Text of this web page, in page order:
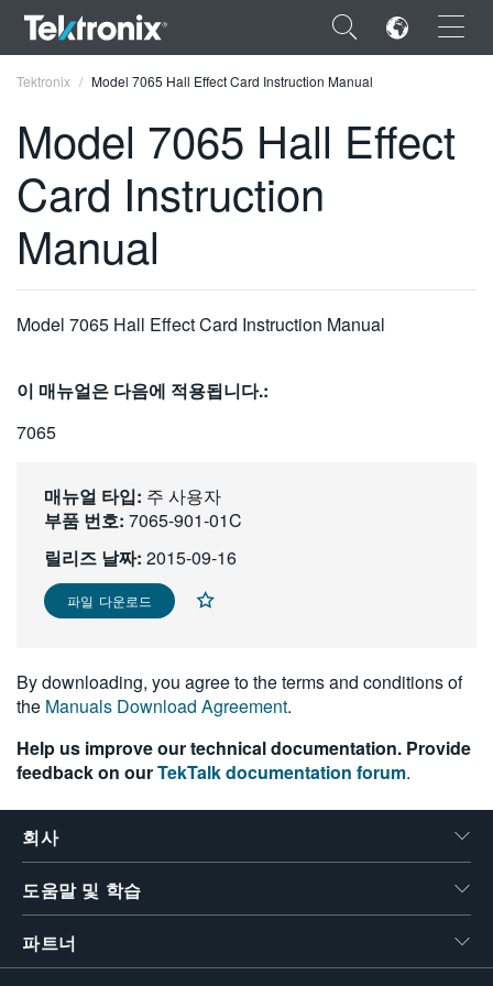
×
ENGLISH
FRANÇAIS
简体中文
繁體中文
Tektronix Model 7065 Hall Effect Card Instruction Manual
Model 7065 Hall Effect
Card Instruction
Manual
Model 7065 Hall Effect Card Instruction Manual
이 매뉴얼은 다음에 적용됩니다.:
7065
매뉴얼 타입: 주 사용자
부품 번호: 7065-901-01C
릴리즈 날짜: 2015-09-16
파일 다운로드
By downloading, you agree to the terms and conditions of
the Manuals Download Agreement.
Help us improve our technical documentation. Provide
feedback on ourTekTalk documentation forum.
회사
도움말 및 학습
파트너